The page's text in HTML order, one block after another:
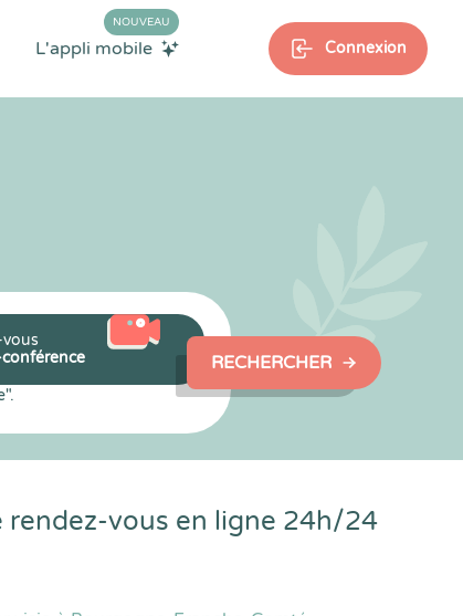
L'appli mobile
NOUVEAU
Connexion
RECHERCHER
rendez-vous en ligne 24h/24